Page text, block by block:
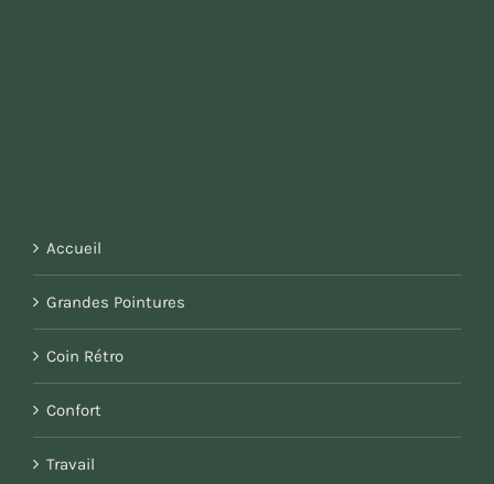
Accueil
Grandes Pointures
Coin Rétro
Confort
Travail